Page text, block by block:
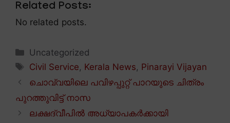
Related Posts:
No related posts.
Categories
Uncategorized
Tags
Civil Service, Kerala News, Pinarayi Vijayan
ചൊവ്വയിലെ പവിഴപ്പുറ്റ് പാറയുടെ ചിത്രം
പുറത്തുവിട്ട് നാസ
ലക്ഷദ്വീപിൽ അധ്യാപകർക്കായി